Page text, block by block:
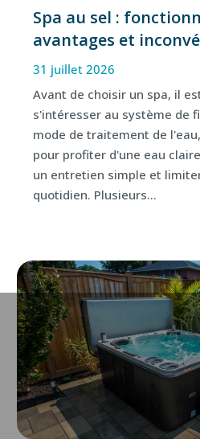
Spa au sel :
avantages et
31 juillet 2026
Avant de choisir un spa, il
s'intéresser au système de
mode de traitement de
pour profiter d'une eau
un entretien simple et
quotidien. Plusieurs...